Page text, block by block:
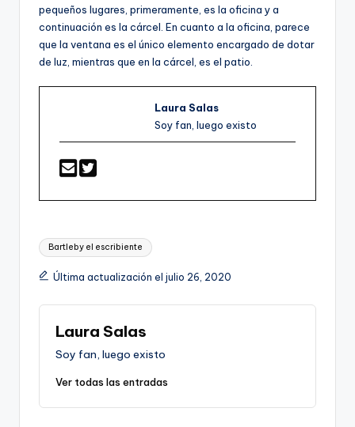
pequeños lugares, primeramente, es la oficina y a
continuación es la cárcel. En cuanto a la oficina, parece
que la ventana es el único elemento encargado de dotar
de luz, mientras que en la cárcel, es el patio.
Laura Salas
Soy fan, luego existo
Etiquetas:
Bartleby el escribiente
Última actualización el julio 26, 2020
Laura Salas
Soy fan, luego existo
Ver todas las entradas